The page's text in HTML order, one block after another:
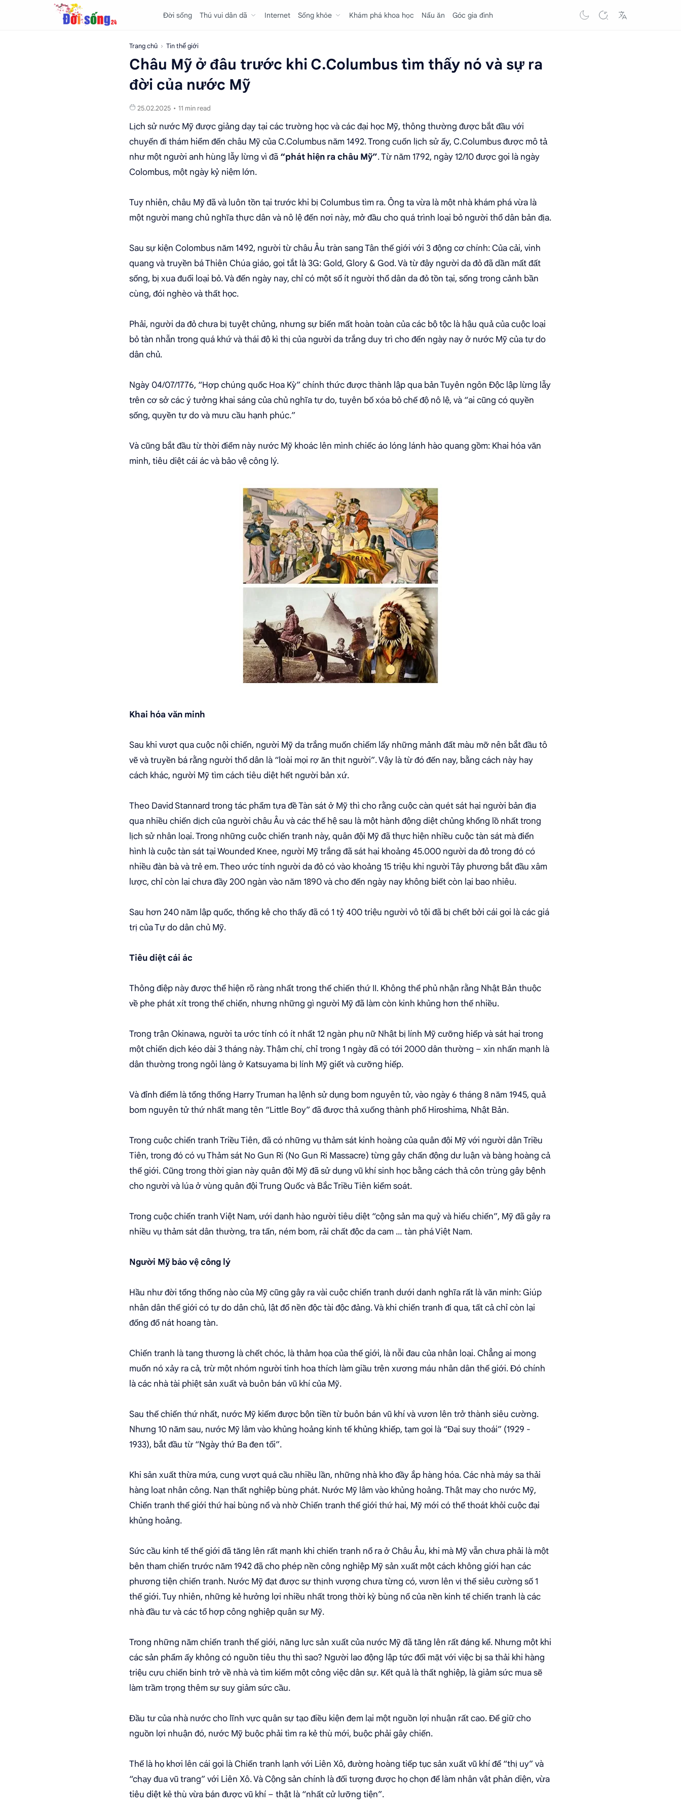
Đời sống Thú vui dân dã Internet Sống khỏe Khám phá khoa học Nấu ăn Góc gia đình
Trang chủ Tin thế giới
Châu Mỹ ở đâu trước khi C.Columbus tìm thấy nó và sự ra
đời của nước Mỹ
11 min read
Lịch sử nước Mỹ được giảng dạy tại các trường học và các đại học Mỹ, thông thường được bắt đầu với
chuyến đi thám hiểm đến châu Mỹ của C.Columbus năm 1492. Trong cuốn lịch sử ấy, C.Columbus được mô tả
như một người anh hùng lẫy lừng vì đã “phát hiện ra châu Mỹ”. Từ năm 1792, ngày 12/10 được gọi là ngày
Colombus, một ngày kỷ niệm lớn.
Tuy nhiên, châu Mỹ đã và luôn tồn tại trước khi bị Columbus tìm ra. Ông ta vừa là một nhà khám phá vừa là
một người mang chủ nghĩa thực dân và nô lệ đến nơi này, mở đầu cho quá trình loại bỏ người thổ dân bản địa.
Sau sự kiện Colombus năm 1492, người từ châu Âu tràn sang Tân thế giới với 3 động cơ chính: Của cải, vinh
quang và truyền bá Thiên Chúa giáo, gọi tắt là 3G: Gold, Glory & God. Và từ đây người da đỏ đã dần mất đất
sống, bị xua đuổi loại bỏ. Và đến ngày nay, chỉ có một số ít người thổ dân da đỏ tồn tại, sống trong cảnh bần
cùng, đói nghèo và thất học.
Phải, người da đỏ chưa bị tuyệt chủng, nhưng sự biến mất hoàn toàn của các bộ tộc là hậu quả của cuộc loại
bỏ tàn nhẫn trong quá khứ và thái độ kì thị của người da trắng duy trì cho đến ngày nay ở nước Mỹ của tự do
dân chủ.
Ngày 04/07/1776, “Hợp chúng quốc Hoa Kỳ” chính thức được thành lập qua bản Tuyên ngôn Độc lập lừng lẫy
trên cơ sở các ý tưởng khai sáng của chủ nghĩa tự do, tuyên bố xóa bỏ chế độ nô lệ, và “ai cũng có quyền
sống, quyền tự do và mưu cầu hạnh phúc.”
Và cũng bắt đầu từ thời điểm này nước Mỹ khoác lên mình chiếc áo lóng lánh hào quang gồm: Khai hóa văn
minh, tiêu diệt cái ác và bảo vệ công lý.
Khai hóa văn minh
Sau khi vượt qua cuộc nội chiến, người Mỹ da trắng muốn chiếm lấy những mảnh đất màu mỡ nên bắt đầu tô
vẽ và truyền bá rằng người thổ dân là “loài mọi rợ ăn thịt người”. Vậy là từ đó đến nay, bằng cách này hay
cách khác, người Mỹ tìm cách tiêu diệt hết người bản xứ.
Theo David Stannard trong tác phẩm tựa đề Tàn sát ở Mỹ thì cho rằng cuộc càn quét sát hại người bản địa
qua nhiều chiến dịch của người châu Âu và các thế hệ sau là một hành động diệt chủng khổng lồ nhất trong
lịch sử nhân loại. Trong những cuộc chiến tranh này, quân đội Mỹ đã thực hiện nhiều cuộc tàn sát mà điển
hình là cuộc tàn sát tại Wounded Knee, người Mỹ trắng đã sát hại khoảng 45.000 người da đỏ trong đó có
nhiều đàn bà và trẻ em. Theo ước tính người da đỏ có vào khoảng 15 triệu khi người Tây phương bắt đầu xâm
lược, chỉ còn lại chưa đầy 200 ngàn vào năm 1890 và cho đến ngày nay không biết còn lại bao nhiêu.
Sau hơn 240 năm lập quốc, thống kê cho thấy đã có 1 tỷ 400 triệu người vô tội đã bị chết bởi cái gọi là các giá
trị của Tự do dân chủ Mỹ.
Tiêu diệt cái ác
Thông điệp này được thể hiện rõ ràng nhất trong thế chiến thứ II. Không thể phủ nhận rằng Nhật Bản thuộc
về phe phát xít trong thế chiến, nhưng những gì người Mỹ đã làm còn kinh khủng hơn thế nhiều.
Trong trận Okinawa, người ta ước tính có ít nhất 12 ngàn phụ nữ Nhật bị lính Mỹ cưỡng hiếp và sát hại trong
một chiến dịch kéo dài 3 tháng này. Thậm chí, chỉ trong 1 ngày đã có tới 2000 dân thường – xin nhấn mạnh là
dân thường trong ngôi làng ở Katsuyama bị lính Mỹ giết và cưỡng hiếp.
Và đỉnh điểm là tổng thống Harry Truman hạ lệnh sử dụng bom nguyên tử, vào ngày 6 tháng 8 năm 1945, quả
bom nguyên tử thứ nhất mang tên “Little Boy” đã được thả xuống thành phố Hiroshima, Nhật Bản.
Trong cuộc chiến tranh Triều Tiên, đã có những vụ thảm sát kinh hoàng của quân đội Mỹ với người dân Triều
Tiên, trong đó có vụ Thảm sát No Gun Ri (No Gun Ri Massacre) từng gây chấn động dư luận và bàng hoàng cả
thế giới. Cũng trong thời gian này quân đội Mỹ đã sử dụng vũ khí sinh học bằng cách thả côn trùng gây bệnh
cho người và lúa ở vùng quân đội Trung Quốc và Bắc Triều Tiên kiểm soát.
Trong cuộc chiến tranh Việt Nam, ưới danh hào người tiêu diệt “cộng sản ma quỷ và hiếu chiến”, Mỹ đã gây ra
nhiều vụ thảm sát dân thường, tra tấn, ném bom, rải chất độc da cam … tàn phá Việt Nam.
Người Mỹ bảo vệ công lý
Hầu như đời tổng thống nào của Mỹ cũng gây ra vài cuộc chiến tranh dưới danh nghĩa rất là văn minh: Giúp
nhân dân thế giới có tự do dân chủ, lật đổ nền độc tài độc đảng. Và khi chiến tranh đi qua, tất cả chỉ còn lại
đống đổ nát hoang tàn.
Chiến tranh là tang thương là chết chóc, là thảm họa của thế giới, là nỗi đau của nhân loại. Chẳng ai mong
muốn nó xảy ra cả, trừ một nhóm người tinh hoa thích làm giầu trên xương máu nhân dân thế giới. Đó chính
là các nhà tài phiệt sản xuất và buôn bán vũ khí của Mỹ.
Sau thế chiến thứ nhất, nước Mỹ kiếm được bộn tiền từ buôn bán vũ khí và vươn lên trở thành siêu cường.
Nhưng 10 năm sau, nước Mỹ lâm vào khủng hoảng kinh tế khủng khiếp, tạm gọi là “Đại suy thoái” (1929 -
1933), bắt đầu từ “Ngày thứ Ba đen tối”.
Khi sản xuất thừa mứa, cung vượt quá cầu nhiều lần, những nhà kho đầy ắp hàng hóa. Các nhà máy sa thải
hàng loạt nhân công. Nạn thất nghiệp bùng phát. Nước Mỹ lâm vào khủng hoảng. Thật may cho nước Mỹ,
Chiến tranh thế giới thứ hai bùng nổ và nhờ Chiến tranh thế giới thứ hai, Mỹ mới có thể thoát khỏi cuộc đại
khủng hoảng.
Sức cầu kinh tế thế giới đã tăng lên rất mạnh khi chiến tranh nổ ra ở Châu Âu, khi mà Mỹ vẫn chưa phải là một
bên tham chiến trước năm 1942 đã cho phép nền công nghiệp Mỹ sản xuất một cách không giới hạn các
phương tiện chiến tranh. Nước Mỹ đạt được sự thịnh vượng chưa từng có, vươn lên vị thế siêu cường số 1
thế giới. Tuy nhiên, những kẻ hưởng lợi nhiều nhất trong thời kỳ bùng nổ của nền kinh tế chiến tranh là các
nhà đầu tư và các tổ hợp công nghiệp quân sự Mỹ.
Trong những năm chiến tranh thế giới, năng lực sản xuất của nước Mỹ đã tăng lên rất đáng kể. Nhưng một khi
các sản phẩm ấy không có nguồn tiêu thụ thì sao? Người lao động lập tức đối mặt với việc bị sa thải khi hàng
triệu cựu chiến binh trở về nhà và tìm kiếm một công việc dân sự. Kết quả là thất nghiệp, là giảm sức mua sẽ
làm trầm trọng thêm sự suy giảm sức cầu.
Đầu tư của nhà nước cho lĩnh vực quân sự tạo điều kiện đem lại một nguồn lợi nhuận rất cao. Để giữ cho
nguồn lợi nhuận đó, nước Mỹ buộc phải tìm ra kẻ thù mới, buộc phải gây chiến.
Thế là họ khơi lên cái gọi là Chiến tranh lạnh với Liên Xô, đường hoàng tiếp tục sản xuất vũ khí để “thị uy” và
“chạy đua vũ trang” với Liên Xô. Và Cộng sản chính là đối tượng được họ chọn để làm nhân vật phản diện, vừa
tiêu diệt kẻ thù vừa bán được vũ khí – thật là “nhất cử lưỡng tiện”.